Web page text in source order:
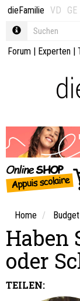
dieFamilie VD GE
Forum | Experten |
Home Budget
Haben
oder
TEILEN: